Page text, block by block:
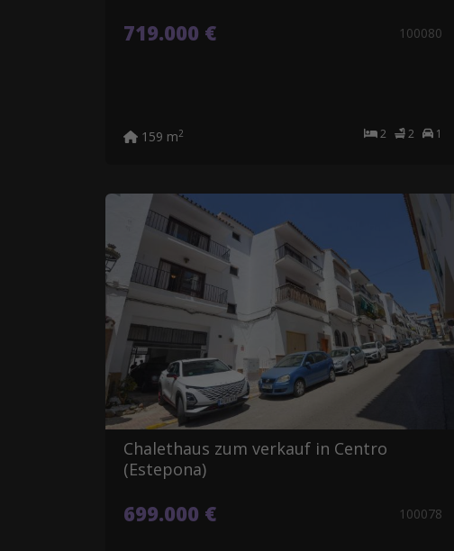
719.000 € 100080
2 2 1
159 m2
Chalethaus zum verkauf in Centro
(Estepona)
699.000 € 100078